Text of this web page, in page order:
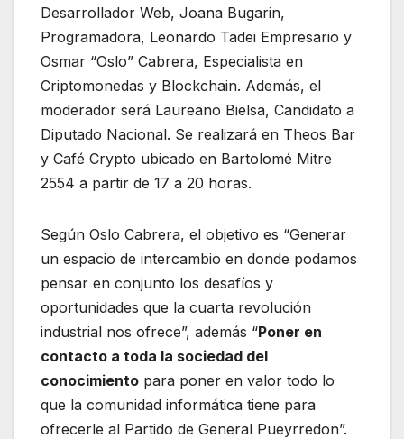
Desarrollador Web, Joana Bugarin,
Programadora, Leonardo Tadei Empresario y
Osmar “Oslo” Cabrera, Especialista en
Criptomonedas y Blockchain. Además, el
moderador será Laureano Bielsa, Candidato a
Diputado Nacional. Se realizará en Theos Bar
y Café Crypto ubicado en Bartolomé Mitre
2554 a partir de 17 a 20 horas.
Según Oslo Cabrera, el objetivo es “Generar
un espacio de intercambio en donde podamos
pensar en conjunto los desafíos y
oportunidades que la cuarta revolución
industrial nos ofrece”, además “Poner en
contacto a toda la sociedad del
conocimiento para poner en valor todo lo
que la comunidad informática tiene para
ofrecerle al Partido de General Pueyrredon”.